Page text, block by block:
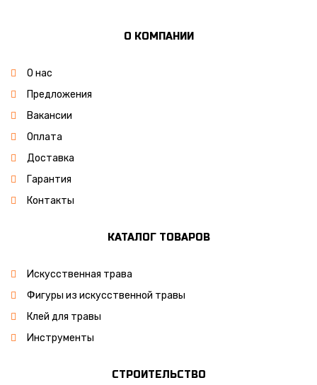
О КОМПАНИИ
О нас
Предложения
Вакансии
Оплата
Доставка
Гарантия
Контакты
КАТАЛОГ ТОВАРОВ
Искусственная трава
Фигуры из искусственной травы
Клей для травы
Инструменты
СТРОИТЕЛЬСТВО